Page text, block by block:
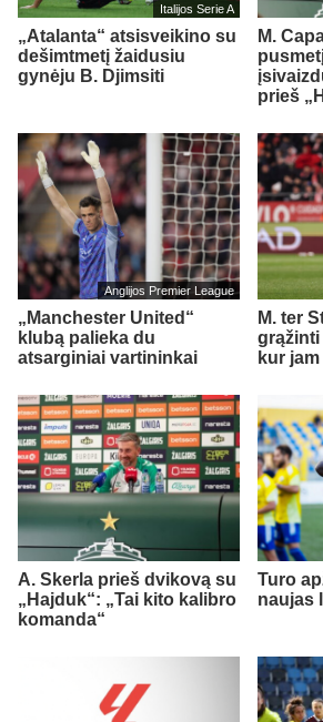
Italijos Serie A
„Atalanta“ atsisveikino su
dešimtmetį žaidusiu
gynėju B. Djimsiti
M.
prieš
Anglijos Premier League
„Manchester United“
klubą palieka du
atsarginiai vartininkai
M. ter
grąžinti
kur
A. Skerla prieš dvikovą su
„Hajduk“: „Tai kito kalibro
komanda“
Turo
naujas